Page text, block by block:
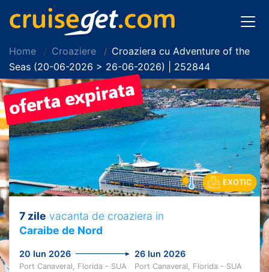
Home Croaziere
Croaziera cu Adventure of the
Seas (20-06-2026 > 26-06-2026) | 252844
EXOTIC
7 zile vacanta de croaziera in
Caraibe de Nord
20 Iun 2026 26 Iun 2026
Port Canaveral, Florida - SUA Port Canaveral, Florida - SUA